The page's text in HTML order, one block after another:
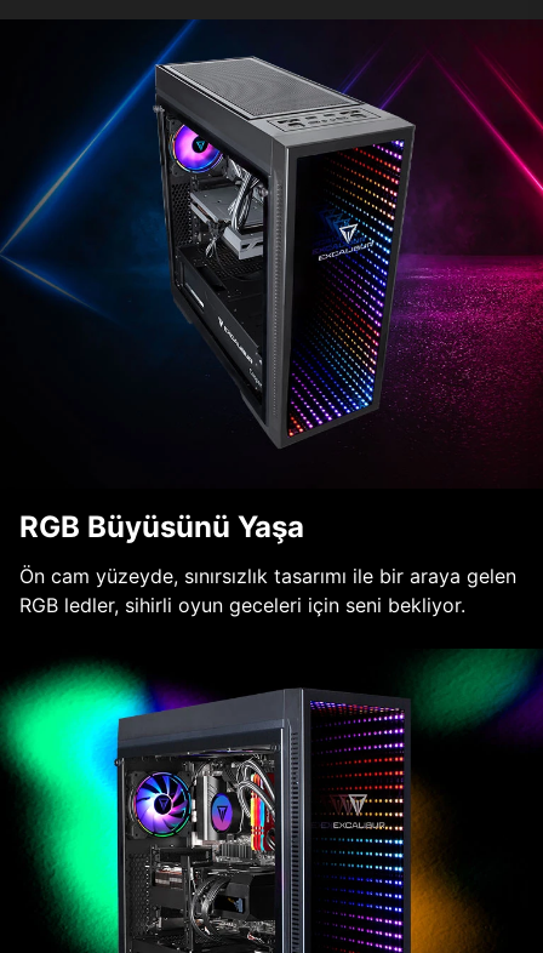
RGB Büyüsünü Yaşa
Ön cam yüzeyde, sınırsızlık tasarımı ile bir araya gelen
RGB ledler, sihirli oyun geceleri için seni bekliyor.